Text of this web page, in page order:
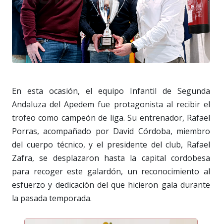
En esta ocasión, el equipo Infantil de Segunda
Andaluza del Apedem fue protagonista al recibir el
trofeo como campeón de liga. Su entrenador, Rafael
Porras, acompañado por David Córdoba, miembro
del cuerpo técnico, y el presidente del club, Rafael
Zafra, se desplazaron hasta la capital cordobesa
para recoger este galardón, un reconocimiento al
esfuerzo y dedicación del que hicieron gala durante
la pasada temporada.